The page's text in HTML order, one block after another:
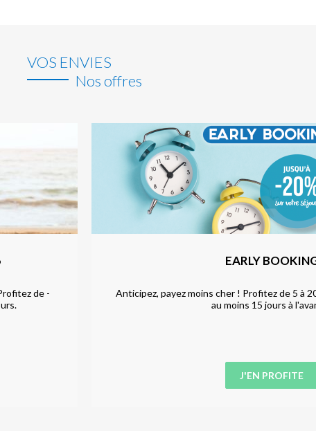
VOS ENVIES
Nos offres
de -
EARLY
Anticipez, payez moins cher ! Profitez de 5 à
au moins 15 jours à
J'EN PROFITE